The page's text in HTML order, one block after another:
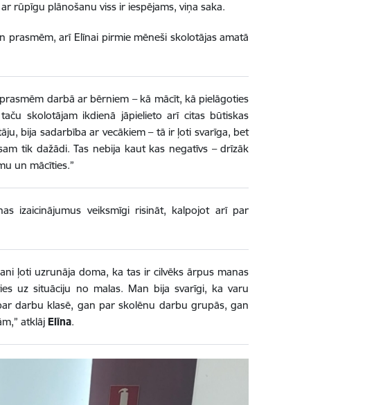
rūpīgu plānošanu viss ir iespējams, viņa saka.
arī Elīnai pirmie mēneši skolotājas amatā
darbā ar bērniem – kā mācīt, kā pielāgoties
skolotājam ikdienā jāpielieto arī citas būtiskas
bija sadarbība ar vecākiem – tā ir ļoti svarīga, bet
tik dažādi. Tas nebija kaut kas negatīvs – drīzāk
un mācīties.”
izaicinājumus veiksmīgi risināt, kalpojot arī par
ļoti uzrunāja doma, ka tas ir cilvēks ārpus manas
uz situāciju no malas. Man bija svarīgi, ka varu
darbu klasē, gan par skolēnu darbu grupās, gan
atklājElīna.